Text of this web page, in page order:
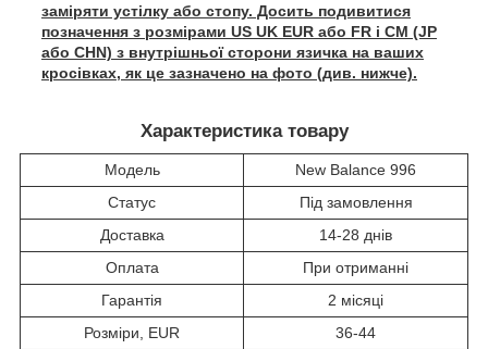
заміряти устілку або стопу. Досить подивитися
позначення з розмірами US UK EUR або FR і СМ (JP
або CHN) з внутрішньої сторони язичка на ваших
кросівках, як це зазначено на фото (див. нижче).
Характеристика товару
Модель
New Balance 996
Статус
Під замовлення
Доставка
14-28 днів
Оплата
При отриманні
Гарантія
2 місяці
Розміри, EUR
36-44